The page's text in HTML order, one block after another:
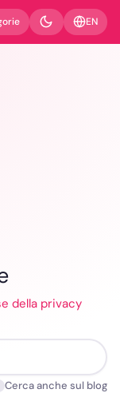
EN
della privacy
Cerca anche sul blog